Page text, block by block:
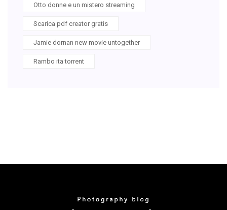
Otto donne e un mistero streaming
Scarica pdf creator gratis
Jamie dornan new movie untogether
Rambo ita torrent